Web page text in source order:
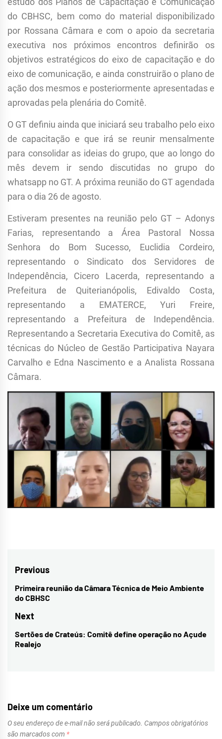
do CBHSC, bem como do material disponibilizado
por Rossana Câmara e com o apoio da secretaria
executiva nos próximos encontros definirão os
objetivos estratégicos do eixo de capacitação e do
eixo de comunicação, e ainda construirão o plano de
ação dos mesmos e posteriormente apresentadas e
aprovadas pela plenária do Comitê.
O GT definiu ainda que iniciará seu trabalho pelo eixo
de capacitação e que irá se reunir mensalmente
para consolidar as ideias do grupo, que ao longo do
mês devem ir sendo discutidas no grupo do
whatsapp no GT. A próxima reunião do GT agendada
para o dia 26 de agosto.
Estiveram presentes na reunião pelo GT – Adonys
Farias, representando a Área Pastoral Nossa
Senhora do Bom Sucesso, Euclidia Cordeiro,
representando o Sindicato dos Servidores de
Independência, Cicero Lacerda, representando a
Prefeitura de Quiterianópolis, Edivaldo Costa,
representando a EMATERCE, Yuri Freire,
representando a Prefeitura de Independência.
Representando a Secretaria Executiva do Comitê, as
técnicas do Núcleo de Gestão Participativa Nayara
Carvalho e Edna Nascimento e a Analista Rossana
Câmara.
Navegação
de
Previous
Previous
post:
Primeira reunião da Câmara Técnica de Meio Ambiente
do CBHSC
Next
Next
post:
Sertões de Crateús: Comitê define operação no Açude
Realejo
Deixe um comentário
O seu endereço de e-mail não será publicado. Campos obrigatórios
são marcados com *